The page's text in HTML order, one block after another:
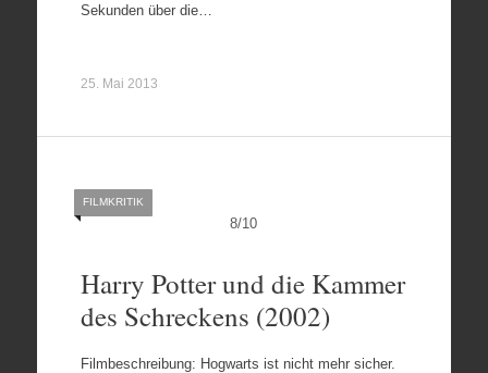
Sekunden über die…
25. Mai 2013
8/10
FILMKRITIK
Harry Potter und die Kammer
des Schreckens (2002)
Filmbeschreibung: Hogwarts ist nicht mehr sicher.